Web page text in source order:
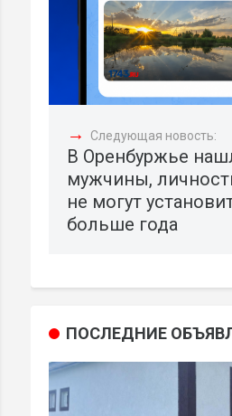
→ Следующая новость:
В Оренбуржье
мужчины,
не могут
больше года
ПОСЛЕДНИЕ